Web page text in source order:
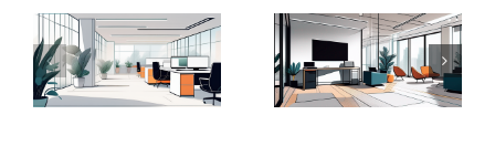
Arbeitgeber-
Zusatzleistungen:
5
inspirierende
Warum
bei
Arbeitgebern